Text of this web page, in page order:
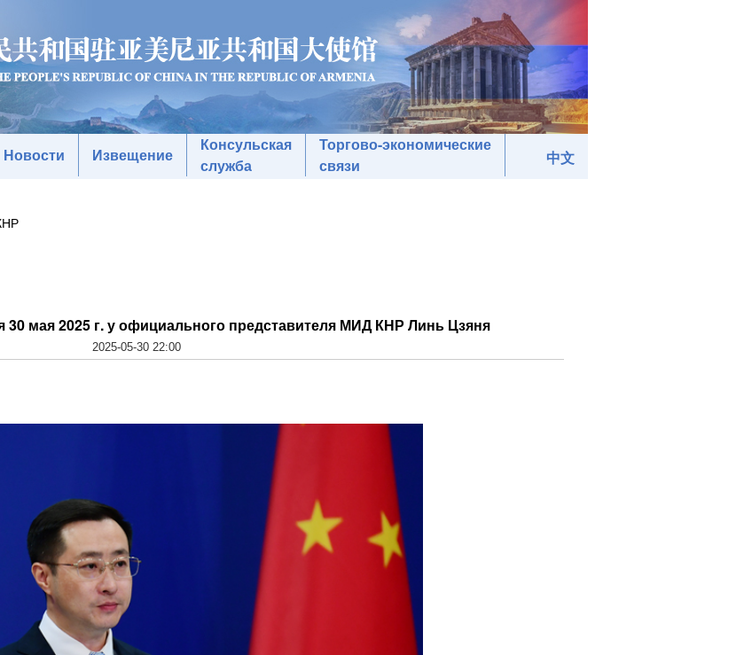
Новости Извещение
Консульская
служба
Торгово-экономические
связи
中文
мая 2025 г. у официального представителя МИД КНР Линь Цзяня
2025-05-30 22:00